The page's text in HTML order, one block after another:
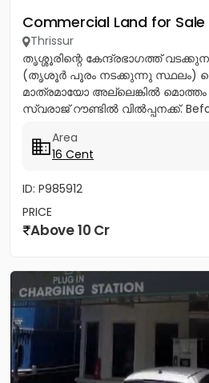
Commercial Land for Sale
Thrissur
തൃശ്ശൂരിന്റെ കേന്ദ്രഭാഗത്ത്
(തൃശൂർ പൂരം നടക്കുന്നു സ്ഥലം)
മാത്രമായോ അല്ലെങ്കിൽ മൊത്തം
സ്വരാജ് റൗണ്ടിൽ വിൽപ്പനക്ക്.
Area
16 Cent
ID: P985912
PRICE
Above 10 Cr